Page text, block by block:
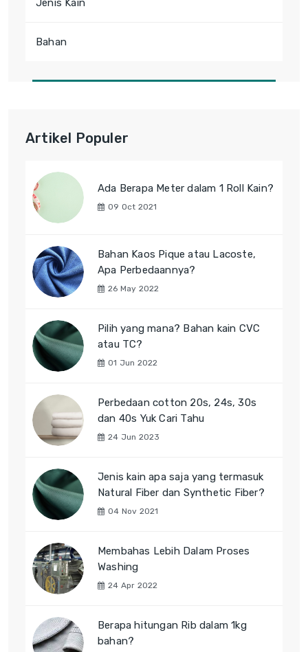
Jenis Kain
Bahan
Artikel Populer
Ada Berapa Meter dalam 1 Roll Kain?
09 Oct 2021
Bahan Kaos Pique atau Lacoste,
Apa Perbedaannya?
26 May 2022
Pilih yang mana? Bahan kain CVC
atau TC?
01 Jun 2022
Perbedaan cotton 20s, 24s, 30s
dan 40s Yuk Cari Tahu
24 Jun 2023
Jenis kain apa saja yang termasuk
Natural Fiber dan Synthetic Fiber?
04 Nov 2021
Membahas Lebih Dalam Proses
Washing
24 Apr 2022
Berapa hitungan Rib dalam 1kg
bahan?